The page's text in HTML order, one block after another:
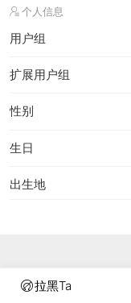
拉黑Ta
个人信息
用户组
扩展用户组
性别
生日
出生地
个人主页